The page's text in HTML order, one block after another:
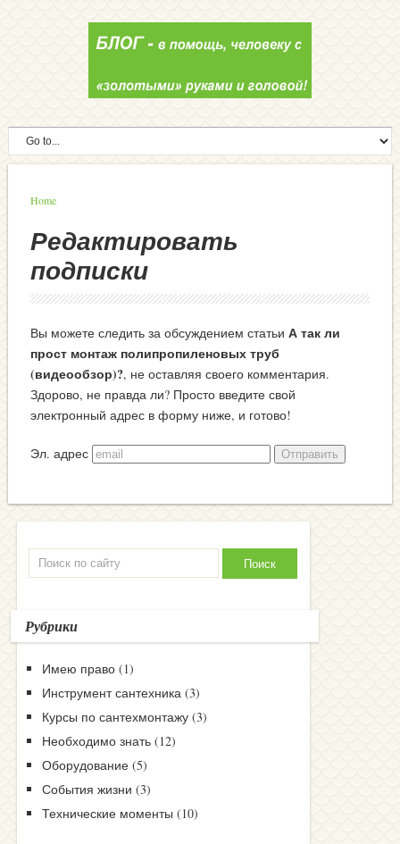
Home
Редактировать
подписки
Вы можете следить за обсуждением статьи А так ли
прост монтаж полипропиленовых труб
(видеообзор)?, не оставляя своего комментария.
Здорово, не правда ли? Просто введите свой
электронный адрес в форму ниже, и готово!
Эл. адрес
Рубрики
Имею право (1)
Инструмент сантехника (3)
Курсы по сантехмонтажу (3)
Необходимо знать (12)
Оборудование (5)
События жизни (3)
Технические моменты (10)